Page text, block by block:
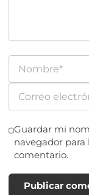
Guardar mi
navegador
comentario.
Publicar